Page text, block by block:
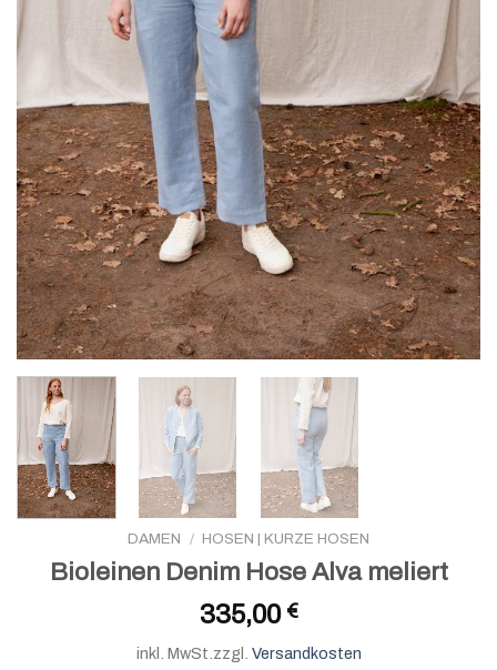
DAMEN / HOSEN | KURZE HOSEN
Bioleinen Denim Hose Alva meliert
335,00 €
inkl. MwSt. zzgl. Versandkosten